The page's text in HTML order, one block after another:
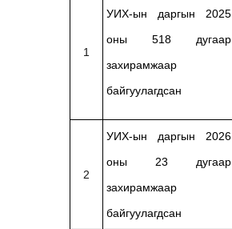
1
УИХ-ын даргын 2025
оны 518 дугаар
захирамжаар
байгуулагдсан
2
УИХ-ын даргын 2026
оны 23 дугаар
захирамжаар
байгуулагдсан